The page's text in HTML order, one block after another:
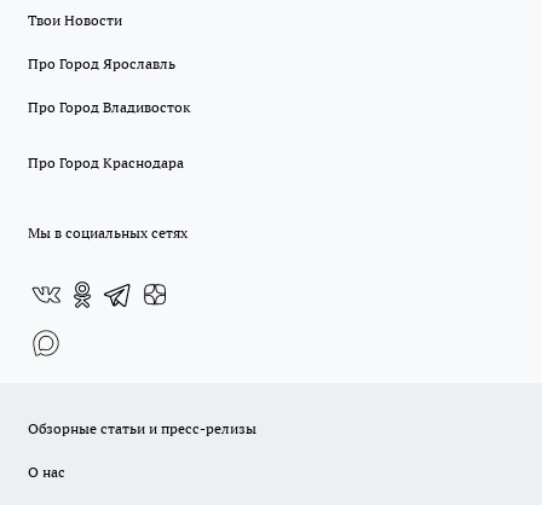
Твои Новости
Про Город Ярославль
Про Город Владивосток
Про Город Краснодара
Мы в социальных сетях
Обзорные статьи и пресс-релизы
О нас